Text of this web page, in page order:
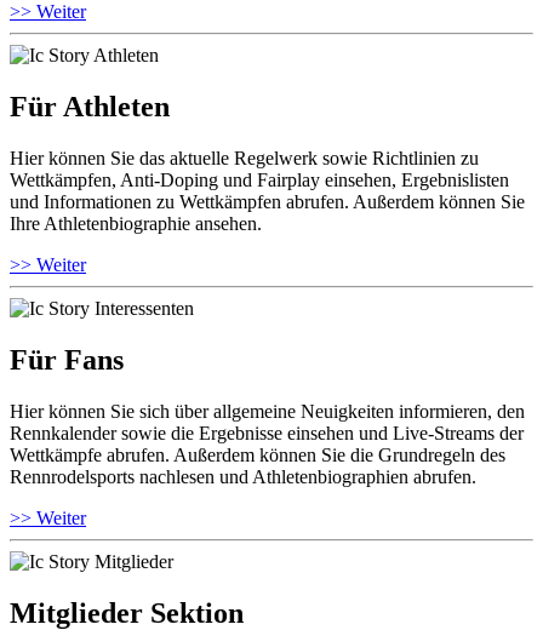
>> Weiter
Für Athleten
Hier können Sie das aktuelle Regelwerk sowie Richtlinien zu
Wettkämpfen, Anti-Doping und Fairplay einsehen, Ergebnislisten
und Informationen zu Wettkämpfen abrufen. Außerdem können Sie
Ihre Athletenbiographie ansehen.
>> Weiter
Für Fans
Hier können Sie sich über allgemeine Neuigkeiten informieren, den
Rennkalender sowie die Ergebnisse einsehen und Live-Streams der
Wettkämpfe abrufen. Außerdem können Sie die Grundregeln des
Rennrodelsports nachlesen und Athletenbiographien abrufen.
>> Weiter
Mitglieder Sektion